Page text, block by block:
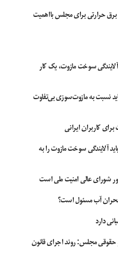
برق حرارتی برای مجلس بااهمیت
سوخت مازوت، یک کار
نسبت به مازوت‌سوزی بی‌تفاوت
کاربران ایرانی
آلایندگی سوخت مازوت را به
شورای عالی امنیت ملی است
آب مسئول است؟
دارد
مجلس: روند اجرای قانون